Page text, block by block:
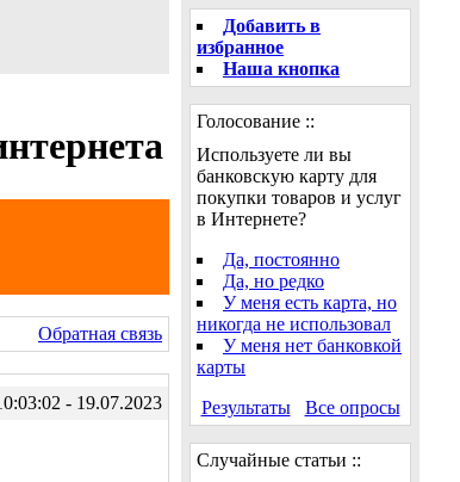
Обратная связь
- 19.07.2023
Добавить в
избранное
Наша кнопка
Голосование ::
Используете ли вы
банковскую карту для
покупки товаров и услуг
в Интернете?
Да, постоянно
Да, но редко
У меня есть карта, но
никогда не использовал
У меня нет банковкой
карты
Результаты
Все опросы
Случайные статьи ::